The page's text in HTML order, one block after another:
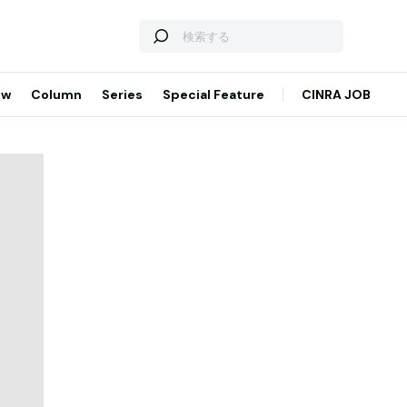
Column Series Special Feature CINRA JOB